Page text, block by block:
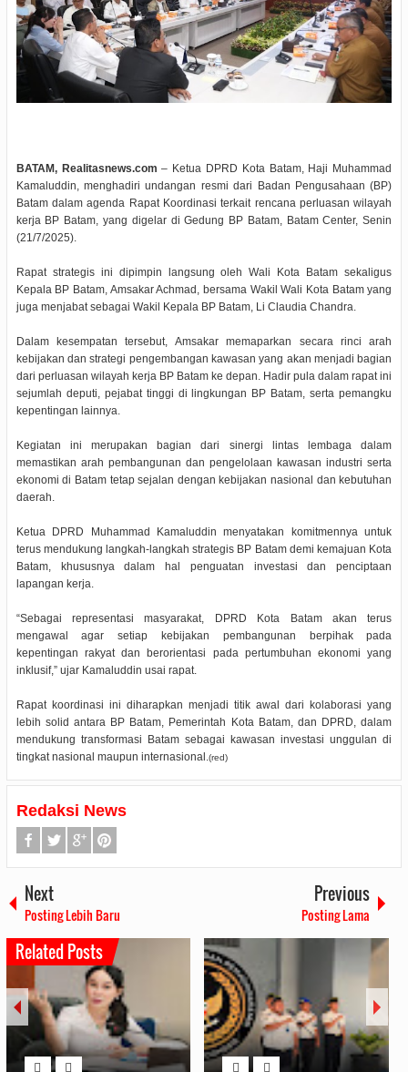
BATAM, Realitasnews.com – Ketua DPRD Kota Batam, Haji Muhammad
Kamaluddin, menghadiri undangan resmi dari Badan Pengusahaan (BP)
Batam dalam agenda Rapat Koordinasi terkait rencana perluasan wilayah
kerja BP Batam, yang digelar di Gedung BP Batam, Batam Center, Senin
(21/7/2025).
Rapat strategis ini dipimpin langsung oleh Wali Kota Batam sekaligus
Kepala BP Batam, Amsakar Achmad, bersama Wakil Wali Kota Batam yang
juga menjabat sebagai Wakil Kepala BP Batam, Li Claudia Chandra.
Dalam kesempatan tersebut, Amsakar memaparkan secara rinci arah
kebijakan dan strategi pengembangan kawasan yang akan menjadi bagian
dari perluasan wilayah kerja BP Batam ke depan. Hadir pula dalam rapat ini
sejumlah deputi, pejabat tinggi di lingkungan BP Batam, serta pemangku
kepentingan lainnya.
Kegiatan ini merupakan bagian dari sinergi lintas lembaga dalam
memastikan arah pembangunan dan pengelolaan kawasan industri serta
ekonomi di Batam tetap sejalan dengan kebijakan nasional dan kebutuhan
daerah.
Ketua DPRD Muhammad Kamaluddin menyatakan komitmennya untuk
terus mendukung langkah-langkah strategis BP Batam demi kemajuan Kota
Batam, khususnya dalam hal penguatan investasi dan penciptaan
lapangan kerja.
“Sebagai representasi masyarakat, DPRD Kota Batam akan terus
mengawal agar setiap kebijakan pembangunan berpihak pada
kepentingan rakyat dan berorientasi pada pertumbuhan ekonomi yang
inklusif,” ujar Kamaluddin usai rapat.
Rapat koordinasi ini diharapkan menjadi titik awal dari kolaborasi yang
lebih solid antara BP Batam, Pemerintah Kota Batam, dan DPRD, dalam
mendukung transformasi Batam sebagai kawasan investasi unggulan di
tingkat nasional maupun internasional. (red)
Redaksi News
Next
Posting Lebih Baru
Previous
Posting Lama
Related Posts